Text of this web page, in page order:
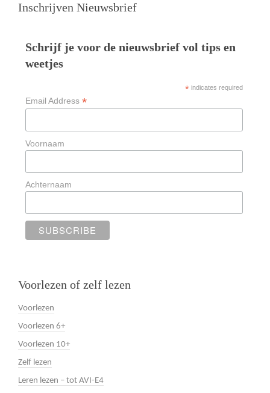
Inschrijven Nieuwsbrief
Schrijf je voor de nieuwsbrief vol tips en
weetjes
*indicates required
Email Address *
Voornaam
Achternaam
Voorlezen of zelf lezen
Voorlezen
Voorlezen 6+
Voorlezen 10+
Zelf lezen
Leren lezen – tot AVI-E4